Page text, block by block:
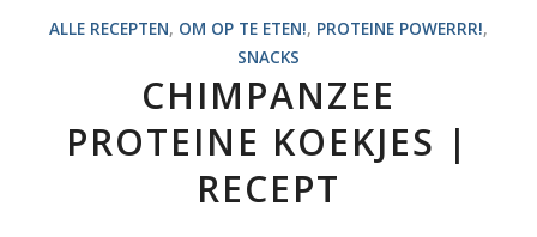
ALLE RECEPTEN, OM OP TE ETEN!, PROTEINE POWERRR!,
SNACKS
CHIMPANZEE
PROTEINE KOEKJES |
RECEPT